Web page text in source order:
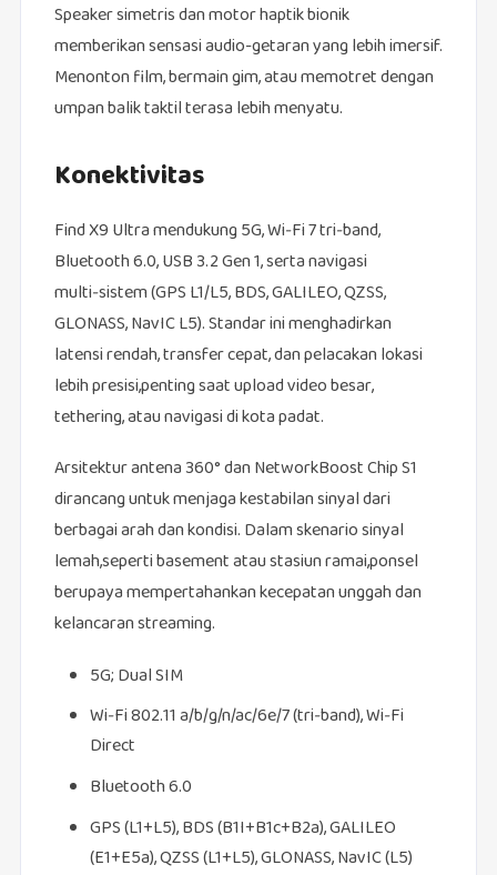
Speaker simetris dan motor haptik bionik
memberikan sensasi audio-getaran yang lebih imersif.
Menonton film, bermain gim, atau memotret dengan
umpan balik taktil terasa lebih menyatu.
Konektivitas
Find X9 Ultra mendukung 5G, Wi‑Fi 7 tri‑band,
Bluetooth 6.0, USB 3.2 Gen 1, serta navigasi
multi‑sistem (GPS L1/L5, BDS, GALILEO, QZSS,
GLONASS, NavIC L5). Standar ini menghadirkan
latensi rendah, transfer cepat, dan pelacakan lokasi
lebih presisi,penting saat upload video besar,
tethering, atau navigasi di kota padat.
Arsitektur antena 360° dan NetworkBoost Chip S1
dirancang untuk menjaga kestabilan sinyal dari
berbagai arah dan kondisi. Dalam skenario sinyal
lemah,seperti basement atau stasiun ramai,ponsel
berupaya mempertahankan kecepatan unggah dan
kelancaran streaming.
5G; Dual SIM
Wi‑Fi 802.11 a/b/g/n/ac/6e/7 (tri‑band), Wi‑Fi
Direct
Bluetooth 6.0
GPS (L1+L5), BDS (B1I+B1c+B2a), GALILEO
(E1+E5a), QZSS (L1+L5), GLONASS, NavIC (L5)